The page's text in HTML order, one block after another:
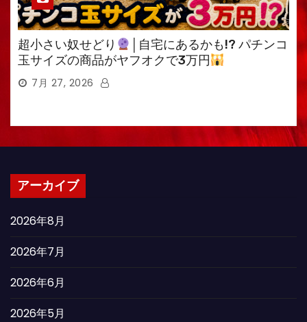
超小さい奴せどり
│自宅にあるかも!? パチンコ
玉サイズの商品がヤフオクで3万円
7月 27, 2026
アーカイブ
2026年8月
2026年7月
2026年6月
2026年5月